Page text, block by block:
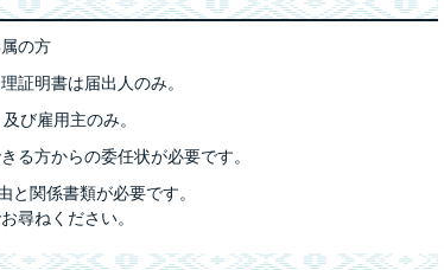
の方
証明書は届出人のみ。
び雇用主のみ。
る方からの委任状が必要です。
関係書類が必要です。
尋ねください。